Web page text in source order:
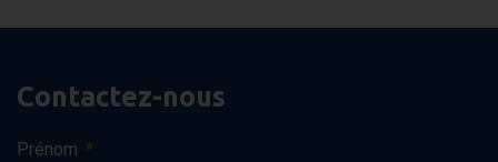
Contactez-nous
Prénom